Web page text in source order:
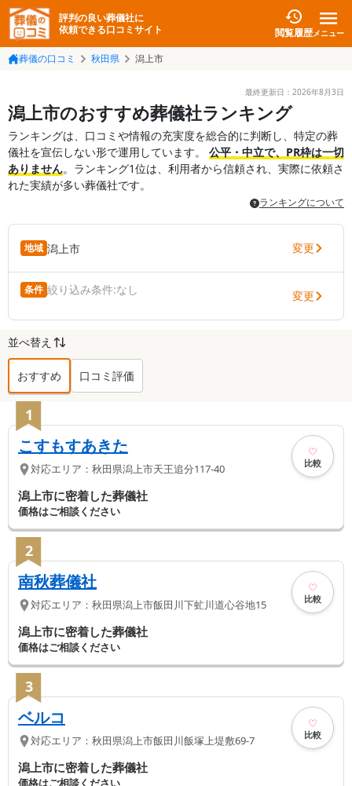
評判の良い葬儀社に
依頼できる口コミサイト
閲覧履歴メニュー
葬儀の口コミ 秋田県 潟上市
最終更新日： 2026年8月3日
潟上市のおすすめ葬儀社ランキング
ランキングは、口コミや情報の充実度を総合的に判断し、特定の葬
儀社を宣伝しない形で運用しています。 公平・中立で、PR枠は一切
ありません。ランキング1位は、利用者から信頼され、実際に依頼さ
れた実績が多い葬儀社です。
ランキングについて
地域 潟上市 変更
条件 絞り込み条件:なし 変更
並べ替え
おすすめ 口コミ評価
潟上市
1
こすもすあきた
対応エリア： 秋田県潟上市天王追分117-40 比較
潟上市に密着した葬儀社
価格はご相談ください
2
南秋葬儀社
対応エリア： 秋田県潟上市飯田川下虻川道心谷地15 比較
潟上市に密着した葬儀社
価格はご相談ください
3
ベルコ
対応エリア： 秋田県潟上市飯田川飯塚上堤敷69-7 比較
潟上市に密着した葬儀社
価格はご相談ください